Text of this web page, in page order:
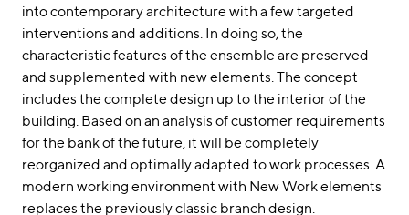
into contemporary architecture with a few targeted
interventions and additions. In doing so, the
characteristic features of the ensemble are preserved
and supplemented with new elements. The concept
includes the complete design up to the interior of the
building. Based on an analysis of customer requirements
for the bank of the future, it will be completely
reorganized and optimally adapted to work processes. A
modern working environment with New Work elements
replaces the previously classic branch design.